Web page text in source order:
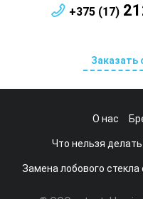
+375 (17)
Заказать
О нас
Что нельзя
Замена лобового